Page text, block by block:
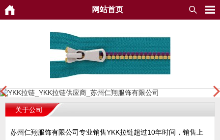
网站首页
关于公司
苏州仁翔服饰有限公司专业销售YKK拉链超过10年时间，销售上